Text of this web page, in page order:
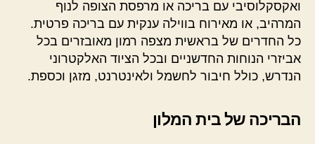
ואקסקלוסיבי עם בריכה או מרפסת הצופה לנוף
המרהיב, או מאירוח בווילה ענקית עם בריכה פרטית.
כל החדרים של בראשית מצפה רמון מאובזרים בכל
אביזרי הנוחות החדשניים ובכל הציוד האלקטרוני
הנדרש, כולל חיבור לחשמל ולאינטרנט, מזגן וכספת.
הבריכה של בית המלון